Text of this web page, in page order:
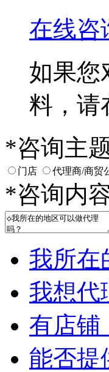
在线咨
如果您
料，请
*咨询主
门店 代理商/商贸
*咨询内
我所在
我想代
有店铺
能否提